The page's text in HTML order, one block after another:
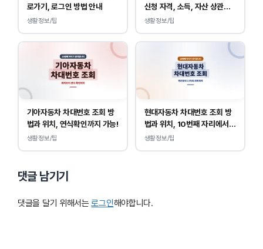
로가기, 로그인 방법 안내
생활정보/팁
신청 자격, 소득, 자산 상관없
이 가능합니다.
생활정보/팁
기아자동차 차대번호 조회 방
법과 위치, 연식확인까지 가능!
생활정보/팁
현대자동차 차대번호 조회 방
법과 위치, 10번째 자리에서
연식 확인!
생활정보/팁
댓글 남기기
댓글을 달기 위해서는로그인해야합니다.